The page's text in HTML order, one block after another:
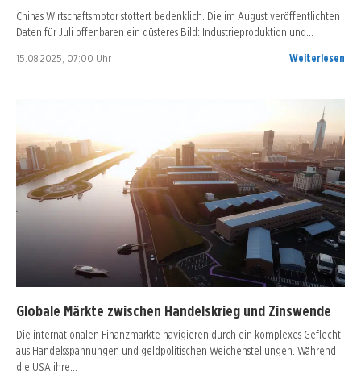
Chinas Wirtschaftsmotor stottert bedenklich. Die im August veröffentlichten
Daten für Juli offenbaren ein düsteres Bild: Industrieproduktion und…
15.08.2025, 07:00 Uhr Weiterlesen
Globale Märkte zwischen Handelskrieg und Zinswende
Die internationalen Finanzmärkte navigieren durch ein komplexes Geflecht
aus Handelsspannungen und geldpolitischen Weichenstellungen. Während
die USA ihre…